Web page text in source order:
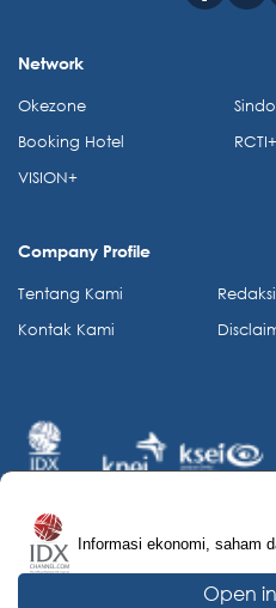
Informasi ekonomi, saham
Open
Network
Okezone
Booking Hotel
VISION+
RCTI+
Company Profile
Tentang Kami
Kontak Kami
Redaksi
© 2026 IDX Channel.